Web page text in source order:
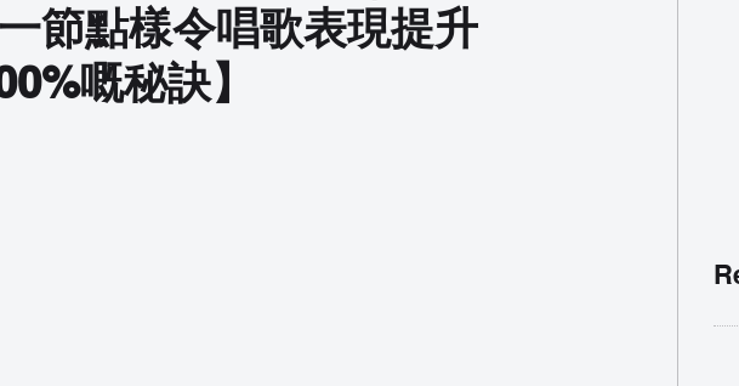
節點樣令唱歌表現提升
嘅秘訣】